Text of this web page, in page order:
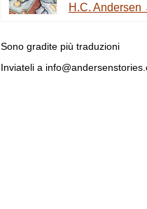
H.C. Andersen
Sono gradite più traduzioni
Inviateli a